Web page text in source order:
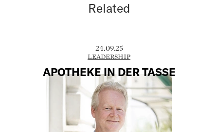
Related
24.09.25
LEADERSHIP
APOTHEKE IN DER TASSE